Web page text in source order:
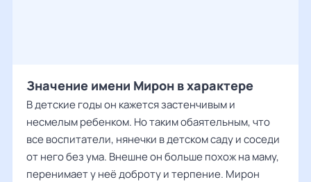
Значение имени Мирон в характере
В детские годы он кажется застенчивым и
несмелым ребенком. Но таким обаятельным, что
все воспитатели, нянечки в детском саду и соседи
от него без ума. Внешне он больше похож на маму,
перенимает у неё доброту и терпение. Мирон